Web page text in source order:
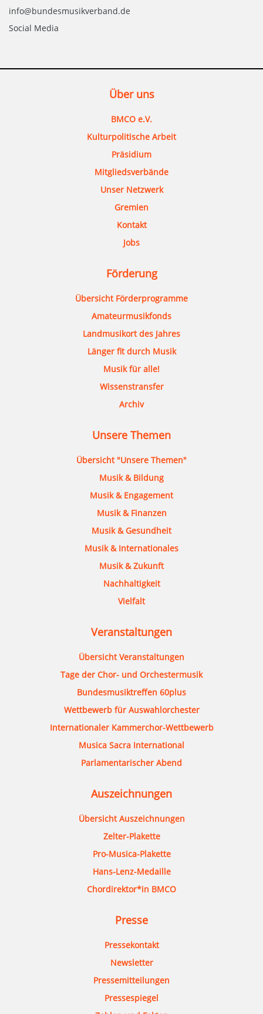
info@bundesmusikverband.de
Social Media
Über uns
BMCO e.V.
Kulturpolitische Arbeit
Präsidium
Mitgliedsverbände
Unser Netzwerk
Gremien
Kontakt
Jobs
Förderung
Übersicht Förderprogramme
Amateurmusikfonds
Landmusikort des Jahres
Länger fit durch Musik
Musik für alle!
Wissenstransfer
Archiv
Unsere Themen
Übersicht "Unsere Themen"
Musik & Bildung
Musik & Engagement
Musik & Finanzen
Musik & Gesundheit
Musik & Internationales
Musik & Zukunft
Nachhaltigkeit
Vielfalt
Veranstaltungen
Übersicht Veranstaltungen
Tage der Chor- und Orchestermusik
Bundesmusiktreffen 60plus
Wettbewerb für Auswahlorchester
Internationaler Kammerchor-Wettbewerb
Musica Sacra International
Parlamentarischer Abend
Auszeichnungen
Übersicht Auszeichnungen
Zelter-Plakette
Pro-Musica-Plakette
Hans-Lenz-Medaille
Chordirektor*in BMCO
Presse
Pressekontakt
Newsletter
Pressemitteilungen
Pressespiegel